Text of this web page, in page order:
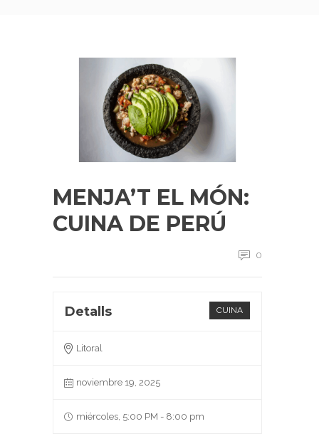
MENJA’T EL MÓN:
CUINA DE PERÚ
0
CUINA
Detalls
Litoral
noviembre 19, 2025
miércoles, 5:00 PM - 8:00 pm